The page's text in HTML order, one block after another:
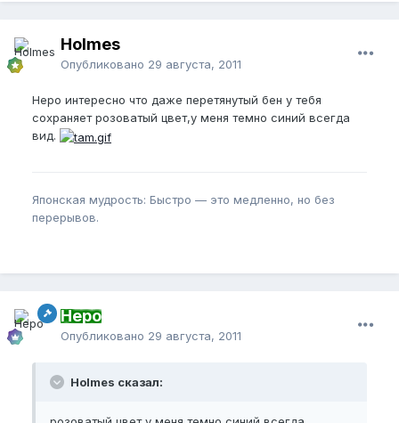
Holmes
Опубликовано 29 августа, 2011
Неро интересно что даже перетянутый бен у тебя
сохраняет розоватый цвет,у меня темно синий всегда
вид.
Японская мудрость: Быстро — это медленно, но без
перерывов.
Неро
Опубликовано 29 августа, 2011
Holmes сказал: